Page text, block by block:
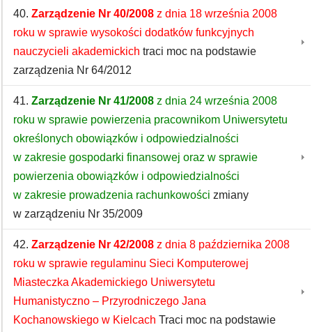
40. Zarządzenie Nr 40/2008 z dnia 18 września 2008
roku w sprawie wysokości dodatków funkcyjnych
nauczycieli akademickich traci moc na podstawie
zarządzenia Nr 64/2012
41. Zarządzenie Nr 41/2008 z dnia 24 września 2008
roku w sprawie powierzenia pracownikom Uniwersytetu
określonych obowiązków i odpowiedzialności
w zakresie gospodarki finansowej oraz w sprawie
powierzenia obowiązków i odpowiedzialności
w zakresie prowadzenia rachunkowości zmiany
w zarządzeniu Nr 35/2009
42. Zarządzenie Nr 42/2008 z dnia 8 października 2008
roku w sprawie regulaminu Sieci Komputerowej
Miasteczka Akademickiego Uniwersytetu
Humanistyczno – Przyrodniczego Jana
Kochanowskiego w Kielcach Traci moc na podstawie